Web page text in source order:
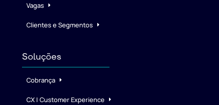
Vagas
Clientes e Segmentos
Soluções
Cobrança
CX | Customer Experience